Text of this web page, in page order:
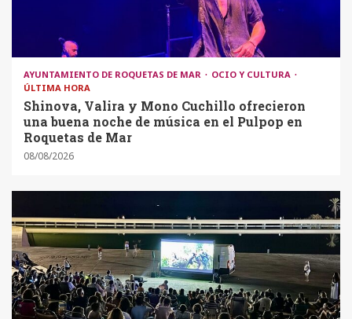
AYUNTAMIENTO DE ROQUETAS DE MAR
OCIO Y CULTURA
ÚLTIMA HORA
Shinova, Valira y Mono Cuchillo ofrecieron
una buena noche de música en el Pulpop en
Roquetas de Mar
08/08/2026